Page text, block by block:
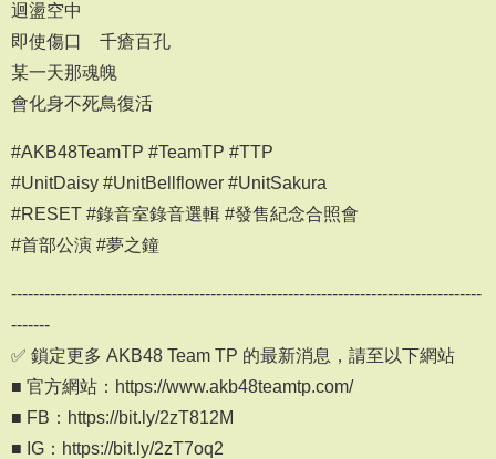
迴盪空中
即使傷口 千瘡百孔
某一天那魂魄
會化身不死鳥復活
#AKB48TeamTP #TeamTP #TTP
#UnitDaisy #UnitBellflower #UnitSakura
#RESET #錄音室錄音選輯 #發售紀念合照會
#首部公演 #夢之鐘
-------------------------------------------------------------------------------------
-------
✅ 鎖定更多 AKB48 Team TP 的最新消息，請至以下網站
■ 官方網站：https://www.akb48teamtp.com/
■ FB：https://bit.ly/2zT812M
■ IG：https://bit.ly/2zT7oq2